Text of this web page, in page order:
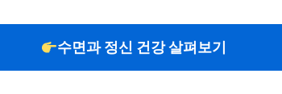
수면과 정신 건강 살펴보기